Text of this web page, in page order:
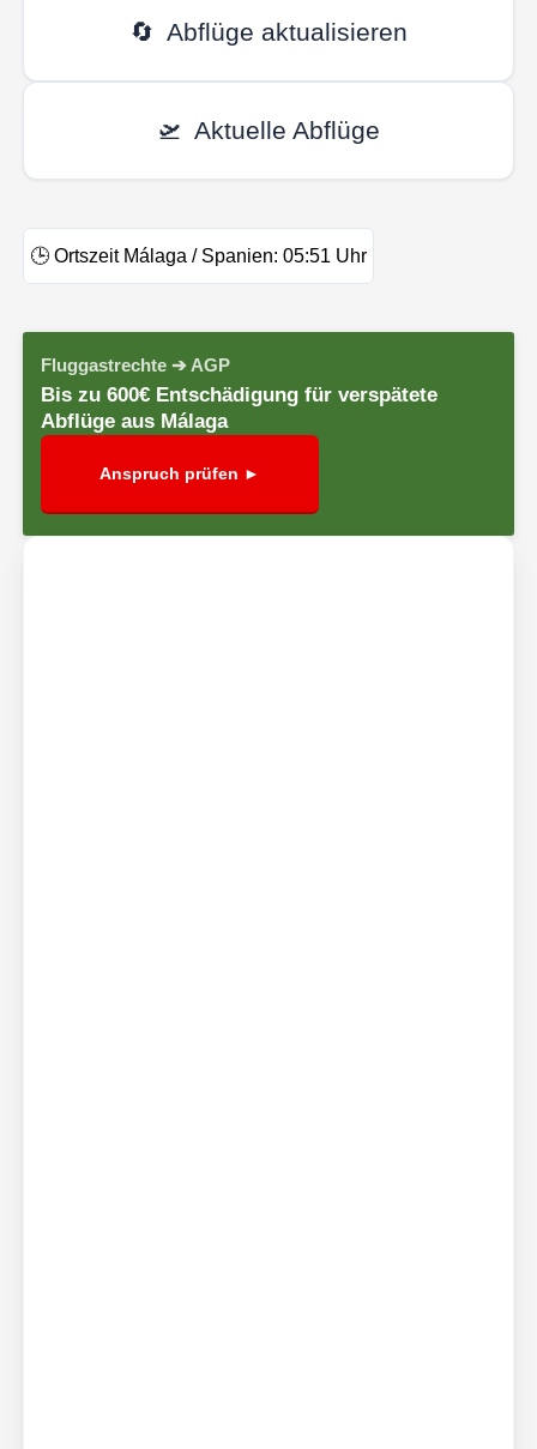
🔄 Abflüge aktualisieren
🛫 Aktuelle Abflüge
🕒 Ortszeit Málaga / Spanien: 05:51 Uhr
Fluggastrechte ➔ AGP
Bis zu 600€ Entschädigung für verspätete
Abflüge aus Málaga
Anspruch prüfen ►